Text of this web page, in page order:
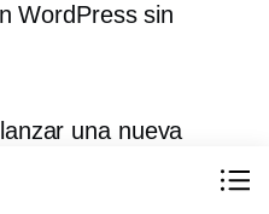
WordPress sin
una nueva
Ecwid para